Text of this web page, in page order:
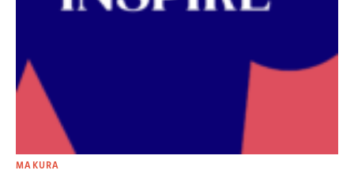
MAKURA